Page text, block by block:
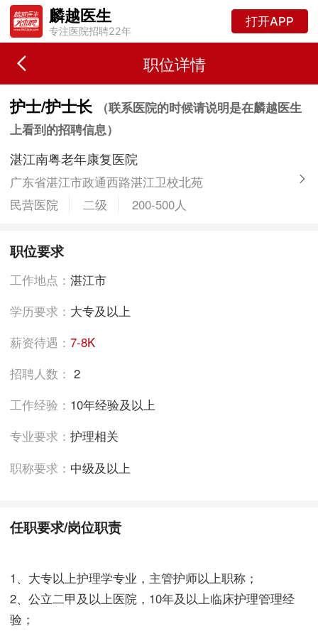
麟越医生
专注医院招聘22年
打开APP
职位详情
护士/护士长
（联系医院的时候请说明是在麟越医生
上看到的招聘信息）
湛江南粤老年康复医院
广东省湛江市政通西路湛江卫校北苑
民营医院
二级 200-500人
职位要求
工作地点：湛江市
学历要求： 大专及以上
薪资待遇：7-8K
招聘人数：2
工作经验： 10年经验及以上
专业要求：护理相关
职称要求： 中级及以上
任职要求/岗位职责
1、大专以上护理学专业，主管护师以上职称；
2、公立二甲及以上医院，10年及以上临床护理管理经
验；